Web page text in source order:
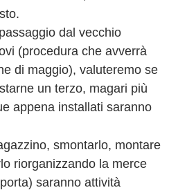
dal vecchio
(procedura che avverrà
di maggio), valuteremo se
un terzo, magari più
appena installati saranno
smontarlo, montare
riorganizzando la merce
saranno attività